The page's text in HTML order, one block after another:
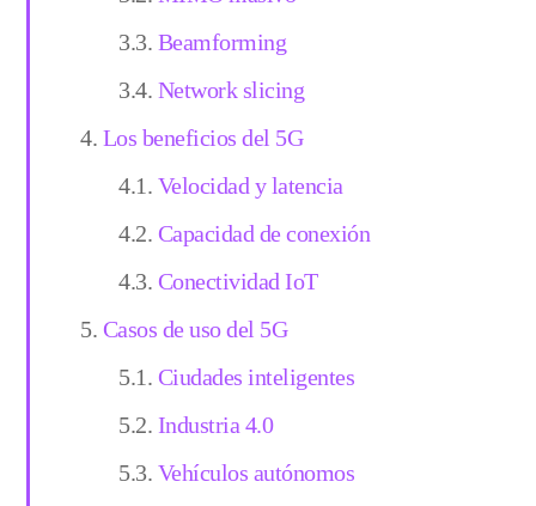
Beamforming
Network slicing
Los beneficios del 5G
Velocidad y latencia
Capacidad de conexión
Conectividad IoT
Casos de uso del 5G
Ciudades inteligentes
Industria 4.0
Vehículos autónomos